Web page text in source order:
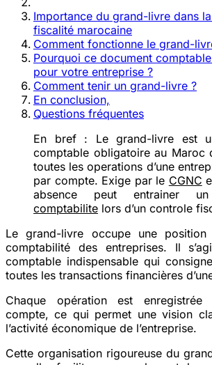
Importance du grand-livre dans
fiscalité marocaine
Comment fonctionne le grand-
Pourquoi ce document
pour votre entreprise ?
Comment tenir un grand-livre ?
En conclusion,
Questions fréquentes
En bref : Le grand-livre est
comptable obligatoire au Maroc
toutes les operations d’une
par compte. Exige par le CGNC
absence peut entrainer
comptabilite lors d’un controle
Le grand-livre occupe une
comptabilité des entreprises. Il
comptable indispensable qui
toutes les transactions financières
Chaque opération est
compte, ce qui permet une vision
l’activité économique de l’entreprise.
Cette organisation rigoureuse du